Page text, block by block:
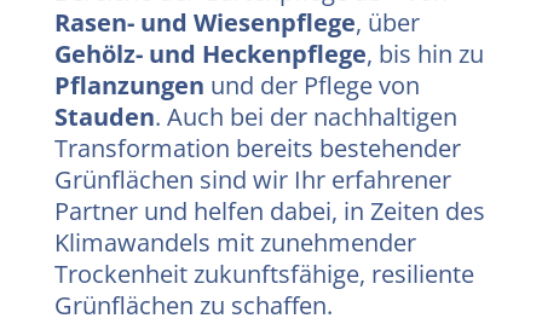
Rasen- und Wiesenpflege, über
Gehölz- und Heckenpflege, bis hin zu
Pflanzungen und der Pflege von
Stauden. Auch bei der nachhaltigen
Transformation bereits bestehender
Grünflächen sind wir Ihr erfahrener
Partner und helfen dabei, in Zeiten des
Klimawandels mit zunehmender
Trockenheit zukunftsfähige, resiliente
Grünflächen zu schaffen.